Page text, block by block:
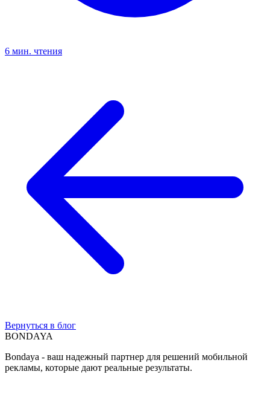
6 мин. чтения
Вернуться в блог
BONDAYA
Bondaya - ваш надежный партнер для решений мобильной
рекламы, которые дают реальные результаты.